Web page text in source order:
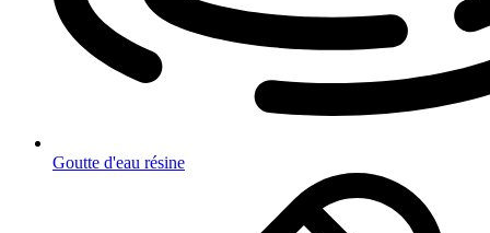
Goutte d'eau résine